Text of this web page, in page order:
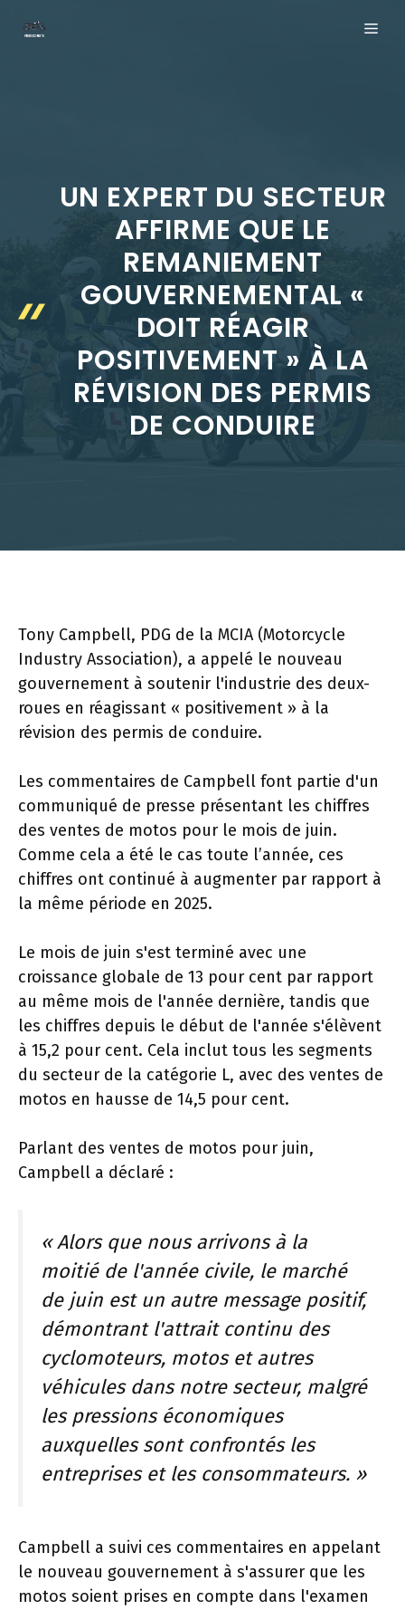
UN EXPERT DU SECTEUR
AFFIRME QUE LE
REMANIEMENT
GOUVERNEMENTAL «
DOIT RÉAGIR
POSITIVEMENT » À LA
RÉVISION DES PERMIS
DE CONDUIRE
Tony Campbell, PDG de la MCIA (Motorcycle
Industry Association), a appelé le nouveau
gouvernement à soutenir l'industrie des deux-
roues en réagissant « positivement » à la
révision des permis de conduire.
Les commentaires de Campbell font partie d'un
communiqué de presse présentant les chiffres
des ventes de motos pour le mois de juin.
Comme cela a été le cas toute l’année, ces
chiffres ont continué à augmenter par rapport à
la même période en 2025.
Le mois de juin s'est terminé avec une
croissance globale de 13 pour cent par rapport
au même mois de l'année dernière, tandis que
les chiffres depuis le début de l'année s'élèvent
à 15,2 pour cent. Cela inclut tous les segments
du secteur de la catégorie L, avec des ventes de
motos en hausse de 14,5 pour cent.
Parlant des ventes de motos pour juin,
Campbell a déclaré :
« Alors que nous arrivons à la
moitié de l'année civile, le marché
de juin est un autre message positif,
démontrant l'attrait continu des
cyclomoteurs, motos et autres
véhicules dans notre secteur, malgré
les pressions économiques
auxquelles sont confrontés les
entreprises et les consommateurs. »
Campbell a suivi ces commentaires en appelant
le nouveau gouvernement à s'assurer que les
motos soient prises en compte dans l'examen